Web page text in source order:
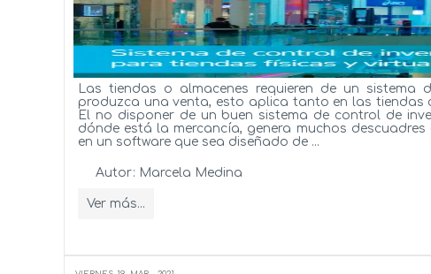
Las tiendas o almacenes requieren de un
produzca una venta, esto aplica tanto en las tiendas
El no disponer de un buen sistema de control de
dónde está la mercancía, genera muchos
en un software que sea diseñado de ...
Autor: Marcela Medina
Ver más...